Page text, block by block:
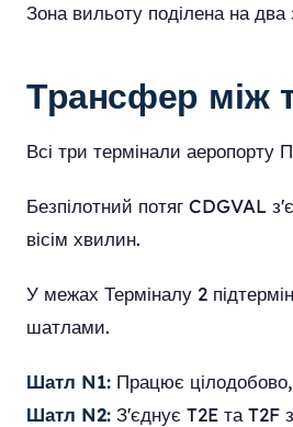
Зона вильоту поділена на
Трансфер між
Всі три термінали
Безпілотний потяг CDGVAL
вісім хвилин.
У межах Терміналу 2
шатлами.
Шатл N1: Працює цілодобово,
Шатл N2: З'єднує T2E та T2F